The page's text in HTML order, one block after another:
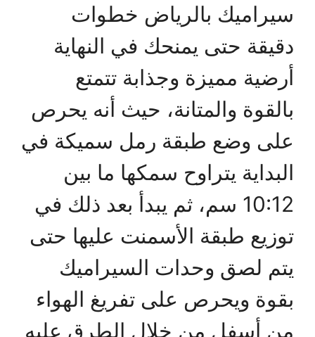
سيراميك بالرياض خطوات
دقيقة حتى يمنحك في النهاية
أرضية مميزة وجذابة تتمتع
بالقوة والمتانة، حيث أنه يحرص
على وضع طبقة رمل سميكة في
البداية يتراوح سمكها ما بين
10:12 سم، ثم يبدأ بعد ذلك في
توزيع طبقة الأسمنت عليها حتى
يتم لصق وحدات السيراميك
بقوة ويحرص على تفريغ الهواء
من أسفل من خلال الطرق عليه